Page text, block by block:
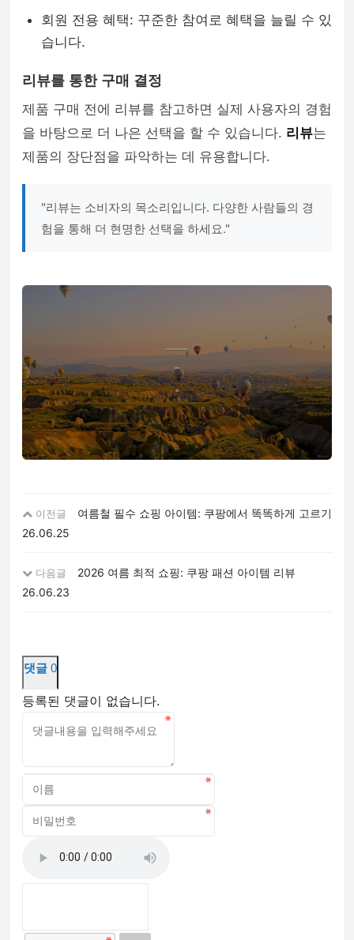
회원 전용 혜택: 꾸준한 참여로 혜택을 늘릴 수 있
습니다.
리뷰를 통한 구매 결정
제품 구매 전에 리뷰를 참고하면 실제 사용자의 경험
을 바탕으로 더 나은 선택을 할 수 있습니다. 리뷰는
제품의 장단점을 파악하는 데 유용합니다.
"리뷰는 소비자의 목소리입니다. 다양한 사람들의 경
험을 통해 더 현명한 선택을 하세요."
이전글
여름철 필수 쇼핑 아이템: 쿠팡에서 똑똑하게 고르기
26.06.25
다음글
2026 여름 최적 쇼핑: 쿠팡 패션 아이템 리뷰
26.06.23
댓글 0
등록된 댓글이 없습니다.